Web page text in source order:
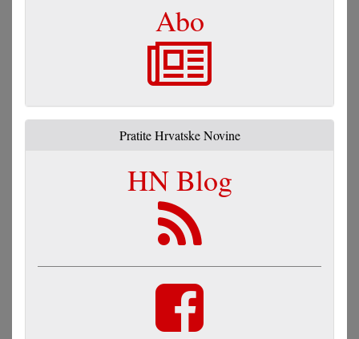
Abo
Pratite Hrvatske Novine
HN Blog